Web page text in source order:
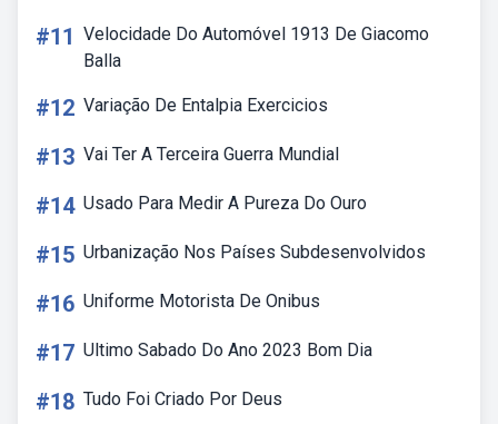
#11 Velocidade Do Automóvel 1913 De Giacomo
Balla
#12 Variação De Entalpia Exercicios
#13 Vai Ter A Terceira Guerra Mundial
#14 Usado Para Medir A Pureza Do Ouro
#15 Urbanização Nos Países Subdesenvolvidos
#16 Uniforme Motorista De Onibus
#17 Ultimo Sabado Do Ano 2023 Bom Dia
#18 Tudo Foi Criado Por Deus